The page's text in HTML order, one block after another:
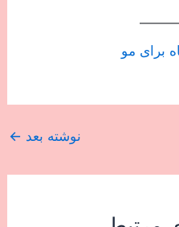
برای مو
نوشته بعد ←